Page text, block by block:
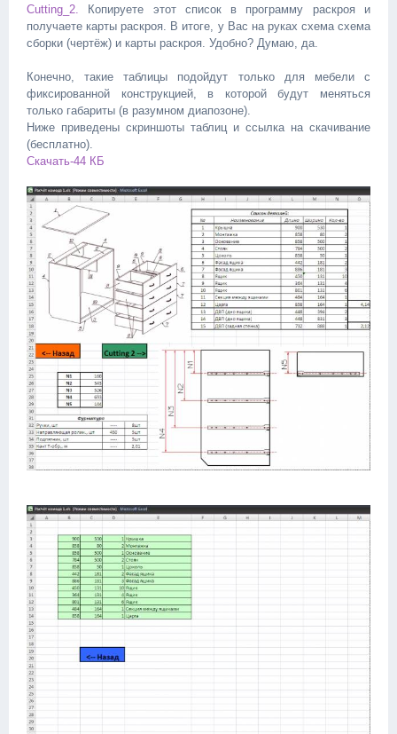
Cutting_2.
Копируете этот список в программу раскроя и
получаете карты раскроя. В итоге, у Вас на руках схема схема
сборки (чертёж) и карты раскроя. Удобно? Думаю, да.
Конечно, такие таблицы подойдут только для мебели с
фиксированной конструкцией, в которой будут меняться
только габариты (в разумном диапозоне).
Ниже приведены скриншоты таблиц и ссылка на скачивание
(бесплатно).
Скачать-44 КБ